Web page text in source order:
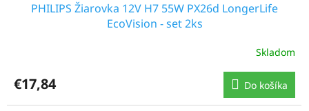
PHILIPS Žiarovka 12V H7 55W PX26d LongerLife
EcoVision - set 2ks
Skladom
€17,84 Do košíka